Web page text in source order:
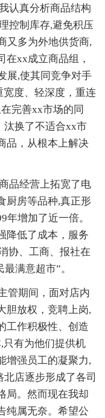
认真分析商品结构
控制库存,避免积压
又多为外地供货商,
在xx成立商品组，
展,使其同竞争对手
宽度、轻深度，重连
完善xx市场的同
汰换了不适合xx市
品，从根本上解决
品经营上拓宽了电
厨房等品种,真正形
年增加了近一倍。
降低了成本，服务
协、工商、报社在
满意超市”。
管期间，面对店内
胆放权，竞聘上岗,
工作积极性、创造
只有为他们提供机
增强员工的凝聚力,
店逐步形成了各司
局。然而现在我却
纯属无奈。希望公